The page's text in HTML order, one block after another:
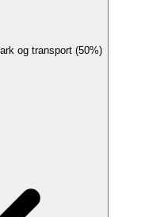
og transport (50%)